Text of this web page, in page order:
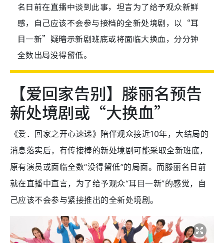
名日前在直播中谈到此事，坦言为了给予观众新鲜
感，自己应该不会参与接档的全新处境剧，以“耳
目一新”疑暗示新剧班底或将面临大换血，分分钟
全数出局没得留低。
【爱回家告别】滕丽名预告
新处境剧或“大换血”
《爱．回家之开心速递》陪伴观众接近10年，大结局的
消息落实后，有传接棒的新处境剧可能采取全新班底，
原有演员或面临全数“没得留低”的局面。而滕丽名日前
就在直播中直言，为了给予观众“耳目一新”的感觉，自
己应该不会参与紧接推出的全新处境剧。